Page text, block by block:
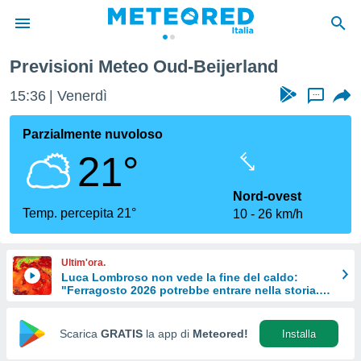
di
per
le
di
Web
Previsioni Meteo Oud-Beijerland
15:36 Venerdì ...
Parzialmente nuvoloso
21°
Temp. percepita 21°
Nord-ovest
10
26 km/h
Ultim'ora.
Luca Lombroso non vede la fine del caldo:
"Ferragosto 2026 potrebbe entrare nella storia.
Scarica GRATIS la app di Meteored! Installa